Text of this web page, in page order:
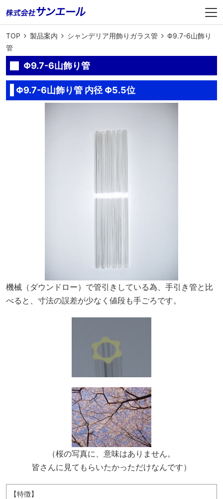
TOP 製品案内 シャンデリア用飾りガラス管
Φ9.7-6山飾り
管
Φ9.7-6山飾り管
Φ9.7-6山飾り管 内径 Φ5.5位
機械（ダウンドロー）で管引きしている為、手引き管と比
べると、寸法の誤差が少なく値段も手ごろです。
（桜の写真に、意味はありません。
皆さんに見てもらいたかっただけなんです）
【特徴】